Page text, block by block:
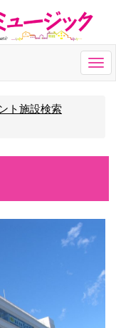
ト施設検索